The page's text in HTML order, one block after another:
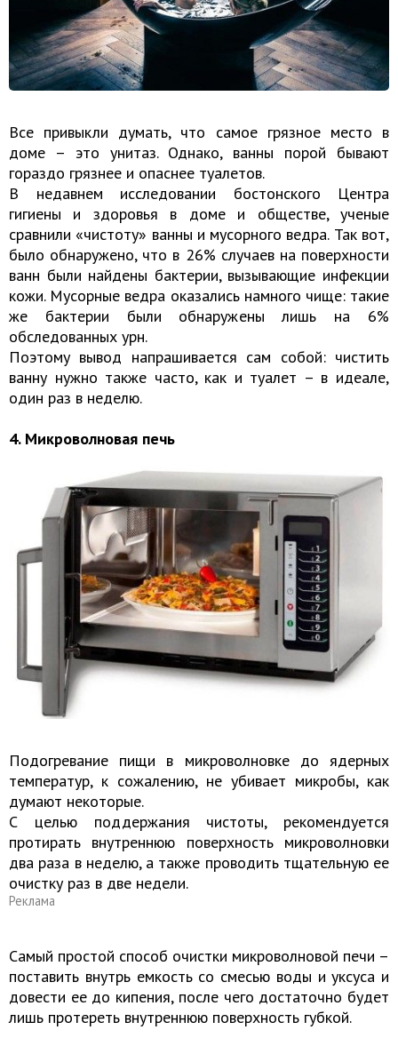
Все привыкли думать, что самое грязное место в
доме – это унитаз. Однако, ванны порой бывают
гораздо грязнее и опаснее туалетов.
В недавнем исследовании бостонского Центра
гигиены и здоровья в доме и обществе, ученые
сравнили «чистоту» ванны и мусорного ведра. Так вот,
было обнаружено, что в 26% случаев на поверхности
ванн были найдены бактерии, вызывающие инфекции
кожи. Мусорные ведра оказались намного чище: такие
же бактерии были обнаружены лишь на 6%
обследованных урн.
Поэтому вывод напрашивается сам собой: чистить
ванну нужно также часто, как и туалет – в идеале,
один раз в неделю.
4. Микроволновая печь
Подогревание пищи в микроволновке до ядерных
температур, к сожалению, не убивает микробы, как
думают некоторые.
С целью поддержания чистоты, рекомендуется
протирать внутреннюю поверхность микроволновки
два раза в неделю, а также проводить тщательную ее
очистку раз в две недели.
Реклама
Самый простой способ очистки микроволновой печи –
поставить внутрь емкость со смесью воды и уксуса и
довести ее до кипения, после чего достаточно будет
лишь протереть внутреннюю поверхность губкой.